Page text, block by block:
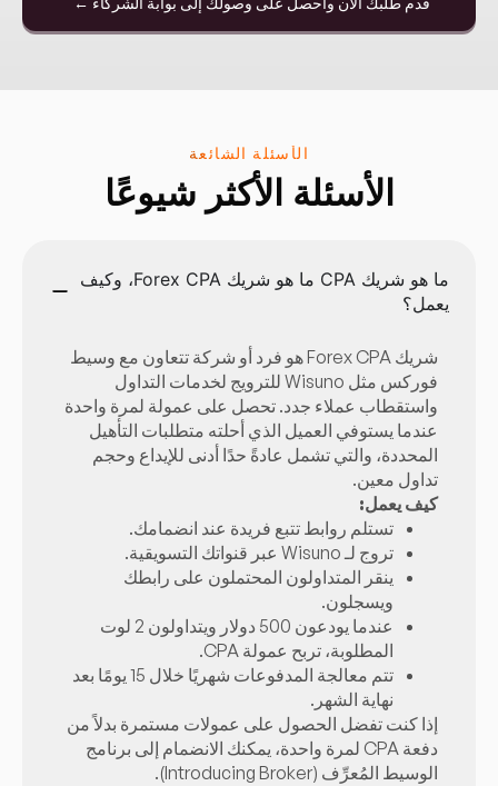
الأسئلة الشائعة
الأسئلة الأكثر شيوعًا
ما هو شريك CPA ما هو شريك Forex CPA، وكيف
يعمل؟
شريك Forex CPA هو فرد أو شركة تتعاون مع وسيط
فوركس مثل Wisuno للترويج لخدمات التداول
واستقطاب عملاء جدد. تحصل على عمولة لمرة واحدة
عندما يستوفي العميل الذي أحلته متطلبات التأهيل
المحددة، والتي تشمل عادةً حدًا أدنى للإيداع وحجم
تداول معين.
كيف يعمل:
تستلم روابط تتبع فريدة عند انضمامك.
تروج لـ Wisuno عبر قنواتك التسويقية.
ينقر المتداولون المحتملون على رابطك
ويسجلون.
عندما يودعون 500 دولار ويتداولون 2 لوت
المطلوبة، تربح عمولة CPA.
تتم معالجة المدفوعات شهريًا خلال 15 يومًا بعد
نهاية الشهر.
إذا كنت تفضل الحصول على عمولات مستمرة بدلاً من
دفعة CPA لمرة واحدة، يمكنك الانضمام إلى برنامج
الوسيط المُعرِّف (Introducing Broker).